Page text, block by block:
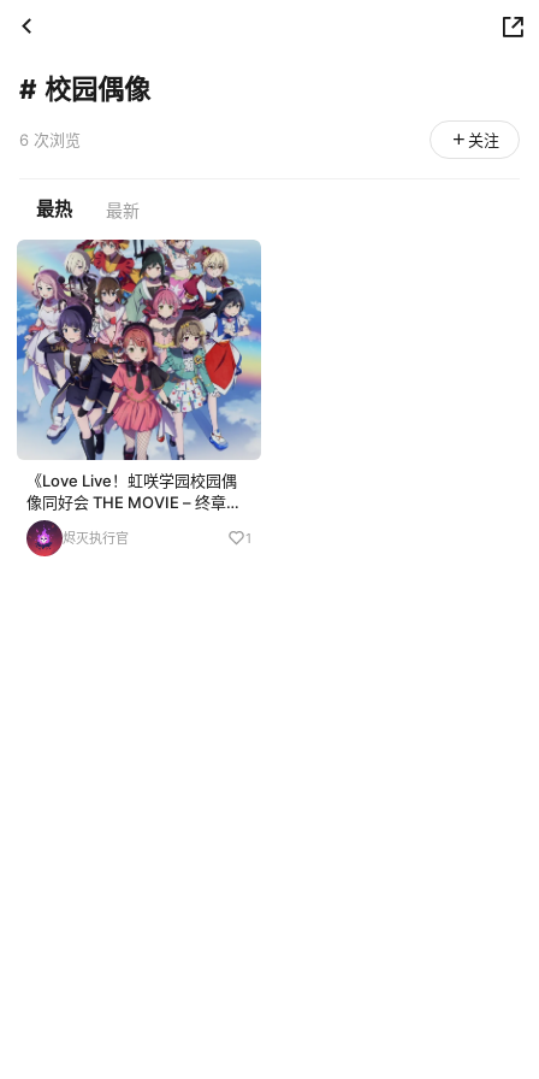
# 校园偶像
6 次浏览 关注
最热 最新
《Love Live！虹咲学园校园偶
像同好会 THE MOVIE – 终章》
动画电影将于今冬正式上映！
烬灭执行官 1